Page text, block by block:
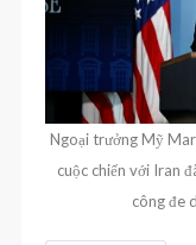
Ngoại trưởng Mỹ
cuộc chiến với Iran
công đe